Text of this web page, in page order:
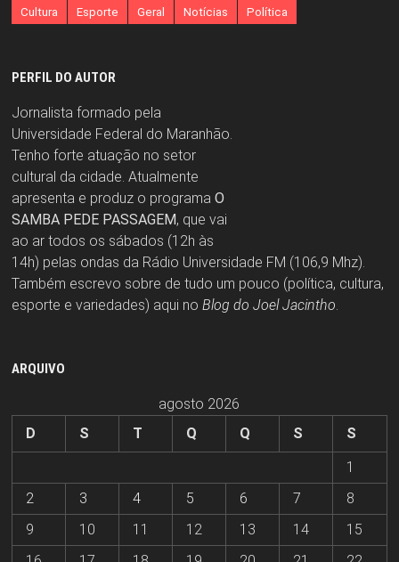
Cultura Esporte Geral Notícias Política
PERFIL DO AUTOR
Jornalista formado pela
Universidade Federal do Maranhão.
Tenho forte atuação no setor
cultural da cidade. Atualmente
apresenta e produz o programa O
SAMBA PEDE PASSAGEM, que vai
ao ar todos os sábados (12h às
14h) pelas ondas da Rádio Universidade FM (106,9 Mhz).
Também escrevo sobre de tudo um pouco (política, cultura,
esporte e variedades) aqui no Blog do Joel Jacintho.
ARQUIVO
agosto 2026
D
S T Q Q S
S
1
2
3 4 5 6 7
8
9
10 11 12 13 14
15